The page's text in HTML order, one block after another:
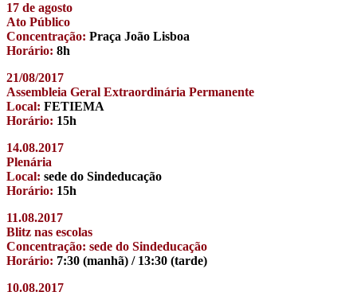
17 de agosto
Ato Público
Concentração: Praça João Lisboa
Horário: 8h
21/08/2017
Assembleia Geral Extraordinária Permanente
Local: FETIEMA
Horário: 15h
14.08.2017
Plenária
Local: sede do Sindeducação
Horário: 15h
11.08.2017
Blitz nas escolas
Concentração: sede do Sindeducação
Horário: 7:30 (manhã) / 13:30 (tarde)
10.08.2017